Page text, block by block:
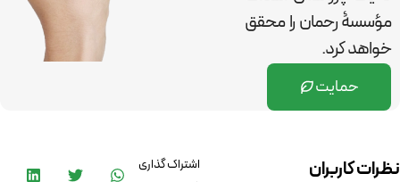
مؤسسۀ رحمان رامحقق
خواهد کرد.
حمایت
نظرات کاربران
اشتراک گذاری